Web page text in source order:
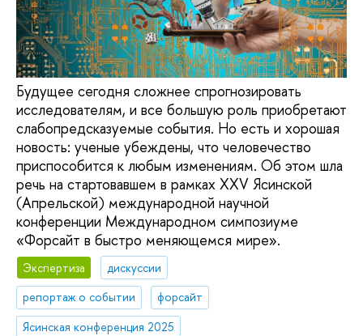
Будущее сегодня сложнее спрогнозировать
исследователям, и все большую роль приобретают
слабопредсказуемые события. Но есть и хорошая
новость: ученые убеждены, что человечество
приспособится к любым изменениям. Об этом шла
речь на стартовавшем в рамках XXV Ясинской
(Апрельской) международной научной
конференции Международном симпозиуме
«Форсайт в быстро меняющемся мире».
Экспертиза
дискуссии
репортаж о событии
форсайт
Ясинская конференция 2025